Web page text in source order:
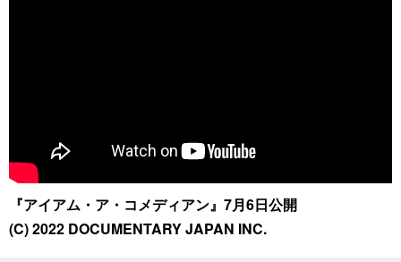
『アイアム・ア・コメディアン』7月6日公開
(C) 2022 DOCUMENTARY JAPAN INC.